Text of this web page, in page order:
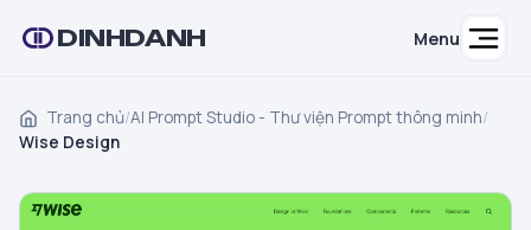
DINHDANH Menu
Trang chủ/AI Prompt Studio - Thư viện Prompt thông minh/
Wise Design